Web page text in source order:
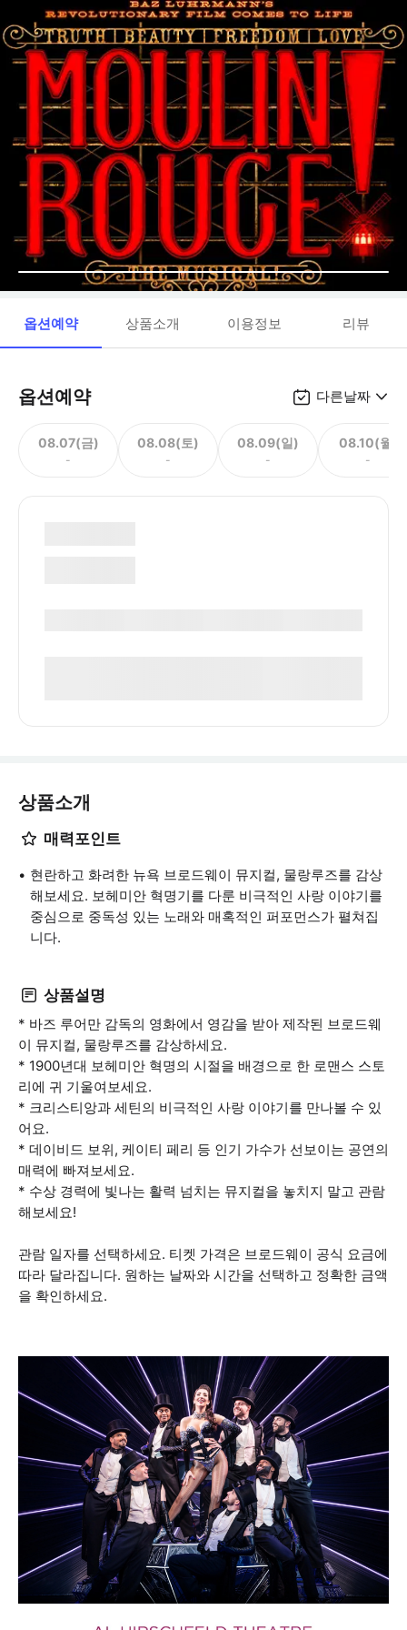
옵션예약 상품소개 이용정보 리뷰
옵션예약 다른날짜
08.07(금)
-
08.08(토)
-
08.09(일)
-
08.10(월)
-
상품소개
매력포인트
현란하고 화려한 뉴욕 브로드웨이 뮤지컬, 물랑루즈를 감상
해보세요. 보헤미안 혁명기를 다룬 비극적인 사랑 이야기를
중심으로 중독성 있는 노래와 매혹적인 퍼포먼스가 펼쳐집
니다.
상품설명
* 바즈 루어만 감독의 영화에서 영감을 받아 제작된 브로드웨
이 뮤지컬, 물랑루즈를 감상하세요.
* 1900년대 보헤미안 혁명의 시절을 배경으로 한 로맨스 스토
리에 귀 기울여보세요.
* 크리스티앙과 세틴의 비극적인 사랑 이야기를 만나볼 수 있
어요.
* 데이비드 보위, 케이티 페리 등 인기 가수가 선보이는 공연의
매력에 빠져보세요.
* 수상 경력에 빛나는 활력 넘치는 뮤지컬을 놓치지 말고 관람
해보세요!
관람 일자를 선택하세요. 티켓 가격은 브로드웨이 공식 요금에
따라 달라집니다. 원하는 날짜와 시간을 선택하고 정확한 금액
을 확인하세요.